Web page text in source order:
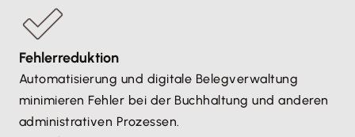
Fehlerreduktion
Automatisierung und digitale Belegverwaltung
minimieren Fehler bei der Buchhaltung und anderen
administrativen Prozessen.